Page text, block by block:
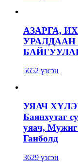
АЗАРГА,
5652 үзсэн
УЯАЧ
Баянхутаг
уяач, Мужиг
Ганболд
3629 үзсэн